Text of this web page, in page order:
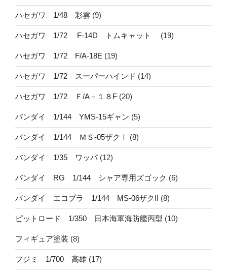
ハセガワ 1/48 彩雲 (9)
ハセガワ 1/72 F-14D トムキャット (19)
ハセガワ 1/72 F/A-18E (19)
ハセガワ 1/72 スーパーハインド (14)
ハセガワ 1/72 Ｆ/A－１８F (20)
バンダイ 1/144 YMS-15ギャン (5)
バンダイ 1/144 ＭＳ-05ザクⅠ (8)
バンダイ 1/35 ワッパ(12)
バンダイ RG 1/144 シャア専用ズゴック (6)
バンダイ エコプラ 1/144 MS-06ザクII (8)
ピットロード 1/350 日本海軍海防艦丙型 (10)
フィギュア塗装 (8)
フジミ 1/700 高雄 (17)